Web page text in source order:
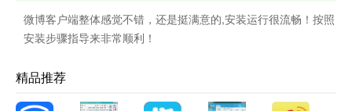
微博客户端整体感觉不错，还是挺满意的,安装运行很流畅！按照
安装步骤指导来非常顺利！
精品推荐